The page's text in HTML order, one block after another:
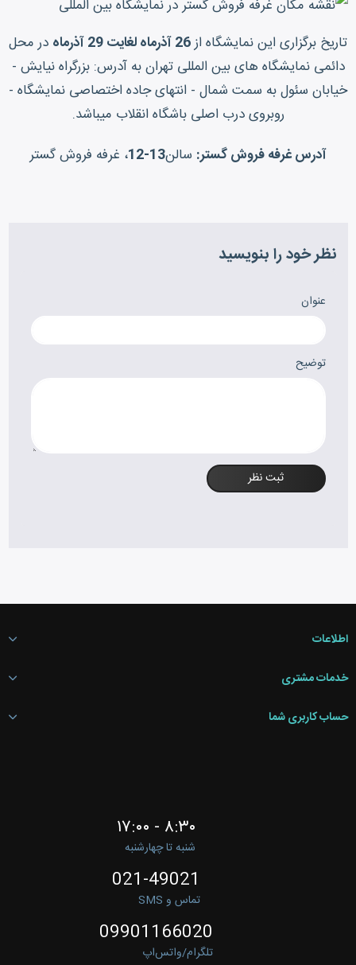
تاریخ برگزاری این نمایشگاه از26 آذرماه لغایت 29 آذرماه
در محل
دائمی نمایشگاه های بین المللی تهران به آدرس: بزرگراه نیایش -
خیابان سئول به سمت شمال - انتهای جاده اختصاصی نمایشگاه -
روبروی درب اصلی باشگاه انقلاب میباشد.
آدرس غرفه فروش گستر: سالن13-12 ، غرفه فروش گستر
نظر خود را بنویسید
عنوان
توضیح
ثبت نظر
اطلاعات
خدمات مشتری
حساب کاربری شما
۸:۳۰ - ۱۷:۰۰
شنبه تا چهارشنبه
021-49021
تماس و SMS
09901166020
تلگرام/واتس‌اپ